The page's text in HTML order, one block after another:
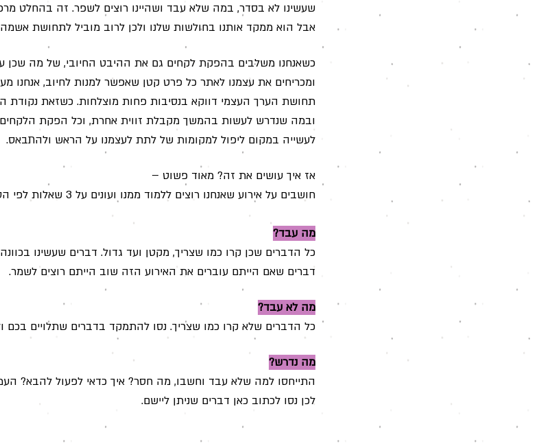
שעשינו לא בסדר, במה שלא עבד ושהיינו רוצים לשפר. זה בהחלט
אבל הוא ממקד אותנו בחולשות שלנו ולכן לרוב מוביל לתחושת
כשאנחנו משלבים בהפקת לקחים גם את ההיבט החיובי, של מה שכן
ומכריחים את עצמנו לאתר כל פרט קטן שאפשר למנות לחיוב, אנחנו
תחושת הערך העצמי דווקא בנסיבות פחות מוצלחות. כשזאת נקודת
ובמה שנדרש לעשות בהמשך מקבלת זווית אחרת, וכל הפקת
לעשייה במקום ליפול למקומות של לתת לעצמנו על הראש ולהתבאס.
אז איך עושים את זה? מאוד פשוט –
חושבים על אירוע שאנחנו רוצים ללמוד ממנו ועונים על 3 שאלות לפי הסדר:
מה עבד?
כל הדברים שכן קרו כמו שצריך, מקטן ועד גדול. דברים שעשינו
דברים שאם הייתם עוברים את האירוע הזה שוב הייתם רוצים לשמר.
מה לא עבד?
כל הדברים שלא קרו כמו שצריך. נסו להתמקד בדברים שתלויים בכם
מה נדרש?
התייחסו למה שלא עבד וחשבו, מה חסר? איך כדאי לפעול להבא?
לכן נסו לכתוב כאן דברים שניתן ליישם.